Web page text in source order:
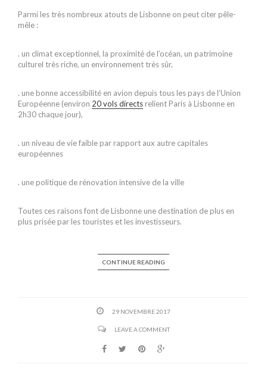
Parmi les très nombreux atouts de Lisbonne on peut citer pêle-
mêle :
. un climat exceptionnel, la proximité de l’océan, un patrimoine
culturel très riche, un environnement très sûr,
. une bonne accessibilité en avion depuis tous les pays de l’Union
Européenne (environ 20 vols directs relient Paris à Lisbonne en
2h30 chaque jour),
. un niveau de vie faible par rapport aux autre capitales
européennes
. une politique de rénovation intensive de la ville
Toutes ces raisons font de Lisbonne une destination de plus en
plus prisée par les touristes et les investisseurs.
CONTINUE READING
29 NOVEMBRE 2017
LEAVE A COMMENT